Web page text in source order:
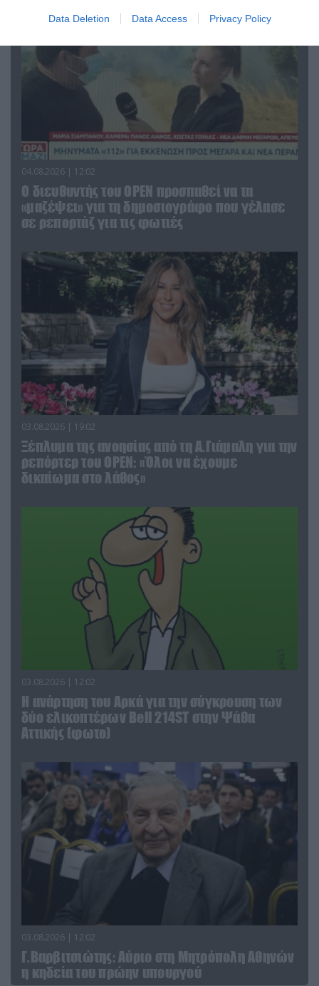
Data Deletion Data Access Privacy Policy
04.08.2026 | 12:02
O διευθυντής του OPEN προσπαθεί να τα
«μαζέψει» για τη δημοσιογράφο που γέλασε
σε ρεπορτάζ για τις φωτιές
03.08.2026 | 19:02
Ξέπλυμα της ανοησίας από τη Α.Γιάμαλη για την
ρεπόρτερ του ΟΡΕΝ: «Όλοι να έχουμε
δικαίωμα στο λάθος»
03.08.2026 | 12:02
Η ανάρτηση του Αρκά για την σύγκρουση των
δύο ελικοπτέρων Bell 214ST στην Ψάθα
Αττικής (φωτο)
03.08.2026 | 12:02
Γ.Βαρβιτσιώτης: Aύριο στη Μητρόπολη Αθηνών
η κηδεία του πρώην υπουργού